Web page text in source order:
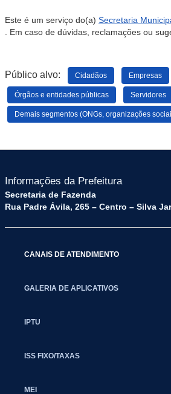
Este é um serviço do(a) Secretaria
. Em caso de dúvidas, reclamações ou
Público alvo: Cidadãos Empresas
Órgãos e entidades públicas Servidores
Demais segmentos (ONGs, organizações
Informações da Prefeitura
Secretaria de Fazenda
Rua Padre Ávila, 265 – Centro – Silva
CANAIS DE ATENDIMENTO
GALERIA DE APLICATIVOS
IPTU
ISS FIXO/TAXAS
MEI